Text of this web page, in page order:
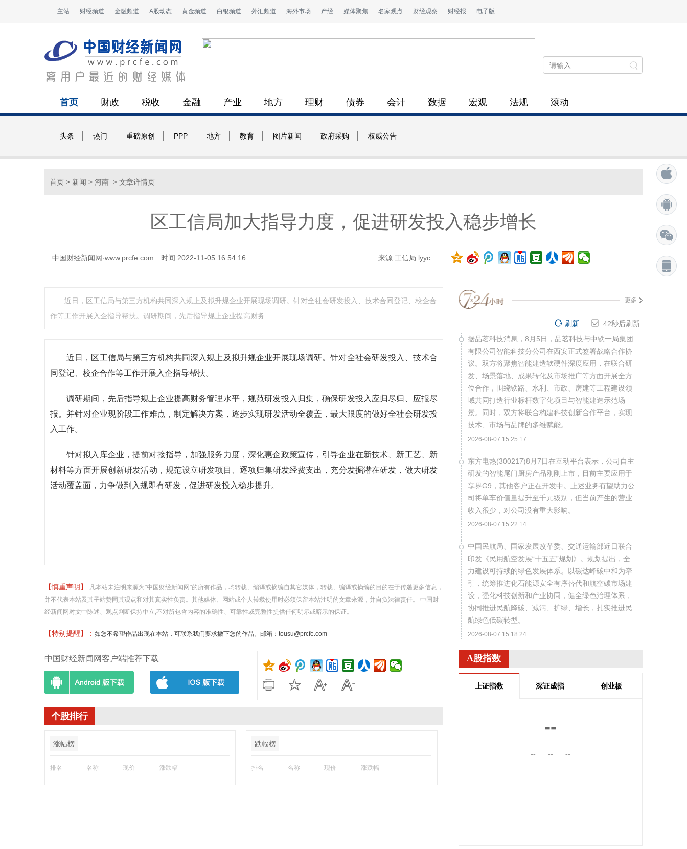
主站 财经频道 金融频道 A股动态 黄金频道 白银频道 外汇频道 海外市场 产经 媒体聚焦 名家观点 财经观察 财经报 电子版
首页 财政 税收 金融 产业 地方 理财 债券 会计 数据 宏观 法规 滚动
头条 热门 重磅原创 PPP 地方 教育 图片新闻 政府采购 权威公告
首页 > 新闻 > 河南 > 文章详情页
区工信局加大指导力度，促进研发投入稳步增长
中国财经新闻网·www.prcfe.com 时间:2022-11-05 16:54:16 来源:工信局 lyyc
近日，区工信局与第三方机构共同深入规上及拟升规企业开展现场调研。针对全社会研发投入、技术合同登记、校企合
作等工作开展入企指导帮扶。调研期间，先后指导规上企业提高财务
近日，区工信局与第三方机构共同深入规上及拟升规企业开展现场调研。针对全社会研发投入、技术合
同登记、校企合作等工作开展入企指导帮扶。
调研期间，先后指导规上企业提高财务管理水平，规范研发投入归集，确保研发投入应归尽归、应报尽
报。并针对企业现阶段工作难点，制定解决方案，逐步实现研发活动全覆盖，最大限度的做好全社会研发投
入工作。
针对拟入库企业，提前对接指导，加强服务力度，深化惠企政策宣传，引导企业在新技术、新工艺、新
材料等方面开展创新研发活动，规范设立研发项目、逐项归集研发经费支出，充分发掘潜在研发，做大研发
活动覆盖面，力争做到入规即有研发，促进研发投入稳步提升。
【慎重声明】
凡本站未注明来源为"中国财经新闻网"的所有作品，均转载、编译或摘编自其它媒体，转载、编译或摘编的目的在于传递更多信息，
并不代表本站及其子站赞同其观点和对其真实性负责。其他媒体、网站或个人转载使用时必须保留本站注明的文章来源，并自负法律责任。 中国财
经新闻网对文中陈述、观点判断保持中立,不对所包含内容的准确性、可靠性或完整性提供任何明示或暗示的保证。
【特别提醒】： 如您不希望作品出现在本站，可联系我们要求撤下您的作品。邮箱：tousu@prcfe.com
中国财经新闻网客户端推荐下载
个股排行
涨幅榜
排名 名称 现价 涨跌幅
跌幅榜
排名 名称 现价 涨跌幅
更多
41秒后刷新
刷新
据品茗科技消息，8月5日，品茗科技与中铁一局集团
有限公司智能科技分公司在西安正式签署战略合作协
议。双方将聚焦智能建造软硬件深度应用，在联合研
发、场景落地、成果转化及市场推广等方面开展全方
位合作，围绕铁路、水利、市政、房建等工程建设领
域共同打造行业标杆数字化项目与智能建造示范场
景。同时，双方将联合构建科技创新合作平台，实现
技术、市场与品牌的多维赋能。
2026-08-07 15:25:17
东方电热(300217)8月7日在互动平台表示，公司自主
研发的智能尾门厨房产品刚刚上市，目前主要应用于
享界G9，其他客户正在开发中。上述业务有望助力公
司将单车价值量提升至千元级别，但当前产生的营业
收入很少，对公司没有重大影响。
2026-08-07 15:22:14
中国民航局、国家发展改革委、交通运输部近日联合
印发《民用航空发展“十五五”规划》。规划提出，全
力建设可持续的绿色发展体系。以碳达峰碳中和为牵
引，统筹推进化石能源安全有序替代和航空碳市场建
设，强化科技创新和产业协同，健全绿色治理体系，
协同推进民航降碳、减污、扩绿、增长，扎实推进民
航绿色低碳转型。
2026-08-07 15:18:24
中国民航局、国家发展改革委、交通运输部近日联合
印发《民用航空发展“十五五”规划》。规划提出，全
力构建自主可控的创新支撑体系。坚持需求牵引、问
中国民航局、国家发展改革委、交通运输部近日联合
A股指数
上证指数 深证成指 创业板
--
-- -- --